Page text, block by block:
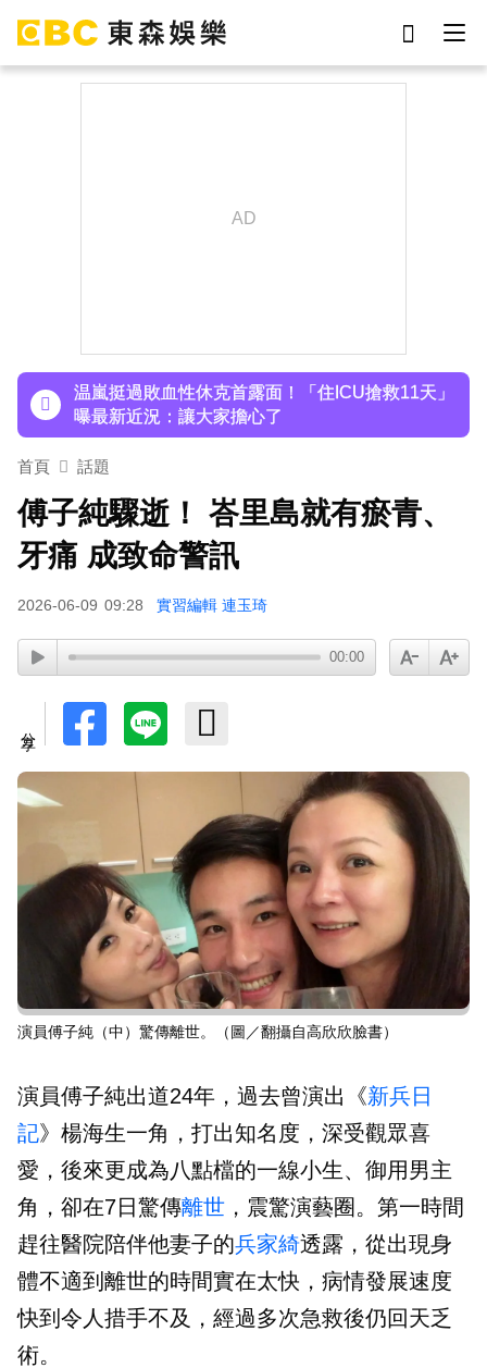
父親節憶亡父淚崩
温嵐挺過敗血性休克首露面！「住ICU搶救11天」
曝最新近況：讓大家擔心了
下載東森App，隨時掌握天下大小事！
許富凱暴瘦7公斤登台！「臉明顯凹陷」嚇壞媽媽
父親節憶亡父淚崩
首頁 話題
傅子純驟逝！ 峇里島就有瘀青、
牙痛 成致命警訊
2026-06-09 09:28 實習編輯 連玉琦
00:00
演員傅子純（中）驚傳離世。（圖／翻攝自高欣欣臉書）
演員傅子純出道24年，過去曾演出《新兵日
記》楊海生一角，打出知名度，深受觀眾喜
愛，後來更成為八點檔的一線小生、御用男主
角，卻在7日驚傳離世 ，震驚演藝圈。第一時間
趕往醫院陪伴他妻子的兵家綺透露，從出現身
體不適到離世的時間實在太快，病情發展速度
快到令人措手不及，經過多次急救後仍回天乏
術。